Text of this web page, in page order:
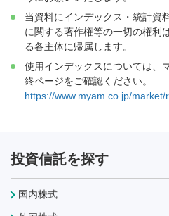
当資料にインデックス・統計資
に関する著作権等の一切の権利
る各主体に帰属します。
使用インデックスについては、
終ページをご確認ください。
https://www.myam.co.jp/market/
投資信託を探す
国内株式